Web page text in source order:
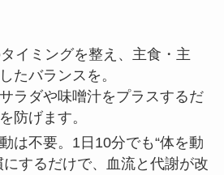
イミングを整え、主食・主
たバランスを。
ラダや味噌汁をプラスするだ
防げます。
は不要。1日10分でも“体を動
にするだけで、血流と代謝が改